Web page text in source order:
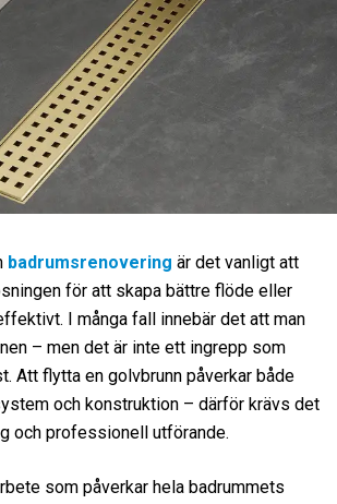
badrumsrenovering är det vanligt att
för att skapa bättre flöde eller
I många fall innebär det att man
– men det är inte ett ingrepp som
Att flytta en golvbrunn påverkar både
och konstruktion – därför krävs det
och professionell utförande.
som påverkar hela badrummets